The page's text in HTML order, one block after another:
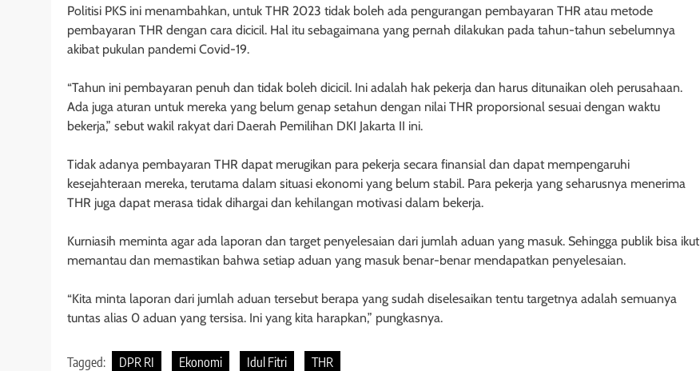
Politisi PKS ini menambahkan, untuk THR 2023 tidak boleh ada pengurangan pembayaran THR atau metode
pembayaran THR dengan cara dicicil. Hal itu sebagaimana yang pernah dilakukan pada tahun-tahun sebelumnya
akibat pukulan pandemi Covid-19.
“Tahun ini pembayaran penuh dan tidak boleh dicicil. Ini adalah hak pekerja dan harus ditunaikan oleh perusahaan.
Ada juga aturan untuk mereka yang belum genap setahun dengan nilai THR proporsional sesuai dengan waktu
bekerja,” sebut wakil rakyat dari Daerah Pemilihan DKI Jakarta II ini.
Tidak adanya pembayaran THR dapat merugikan para pekerja secara finansial dan dapat mempengaruhi
kesejahteraan mereka, terutama dalam situasi ekonomi yang belum stabil. Para pekerja yang seharusnya menerima
THR juga dapat merasa tidak dihargai dan kehilangan motivasi dalam bekerja.
Kurniasih meminta agar ada laporan dan target penyelesaian dari jumlah aduan yang masuk. Sehingga publik bisa ikut
memantau dan memastikan bahwa setiap aduan yang masuk benar-benar mendapatkan penyelesaian.
“Kita minta laporan dari jumlah aduan tersebut berapa yang sudah diselesaikan tentu targetnya adalah semuanya
tuntas alias 0 aduan yang tersisa. Ini yang kita harapkan,” pungkasnya.
Tagged: DPR RI Ekonomi Idul Fitri THR